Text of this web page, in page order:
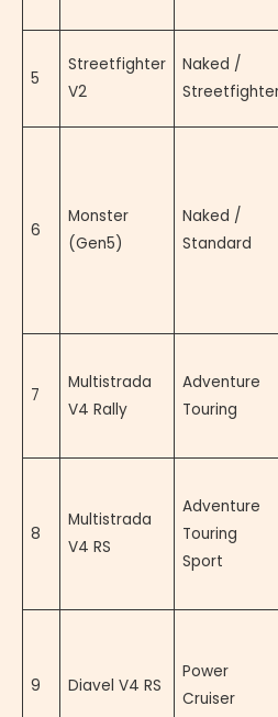
5
Streetfighter
V2
Naked /
6
Monster
(Gen5)
Naked /
Standard
7
Multistrada
V4 Rally
Adventure
Touring
8
Multistrada
V4 RS
Adventure
Touring
Sport
9 Diavel V4 RS
Power
Cruiser